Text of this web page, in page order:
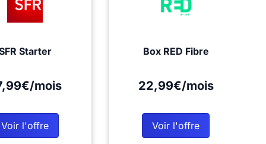
Starter
mois
Voir l'offre
Box RED Fibre
22,99€/mois
Voir l'offre